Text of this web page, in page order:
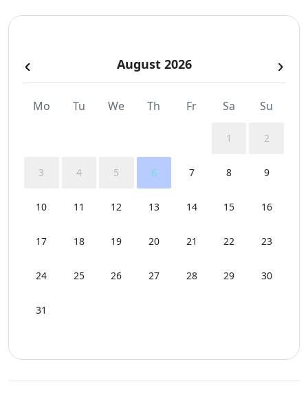
August 2026
Mo Tu We Th Fr Sa Su
1 2
3 4 5 6 7 8 9
10 11 12 13 14 15 16
17 18 19 20 21 22 23
24 25 26 27 28 29 30
31